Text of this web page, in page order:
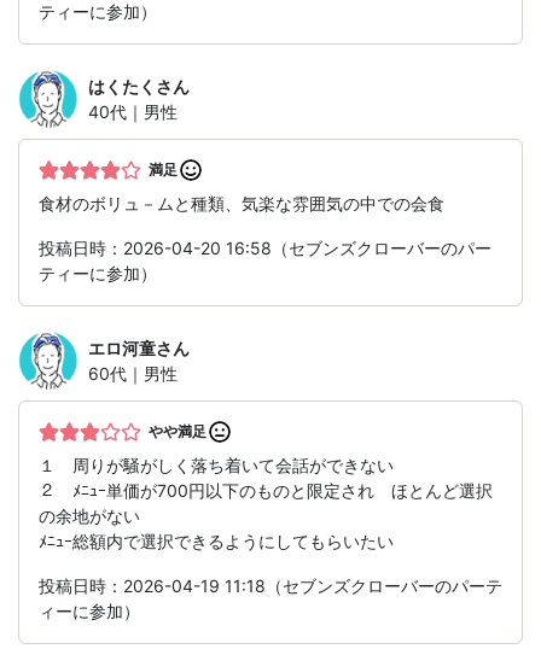
ティーに参加）
はくたく さん
40代｜男性
満足
食材のボリュ－ムと種類、気楽な雰囲気の中での会食
投稿日時：2026-04-20 16:58（セブンズクローバーのパー
ティーに参加）
エロ河童さん
60代｜男性
やや満足
１ 周りが騒がしく落ち着いて会話ができない
２ ﾒﾆｭｰ単価が700円以下のものと限定され ほとんど選択
の余地がない
ﾒﾆｭｰ総額内で選択できるようにしてもらいたい
投稿日時：2026-04-19 11:18（セブンズクローバーのパーテ
ィーに参加）